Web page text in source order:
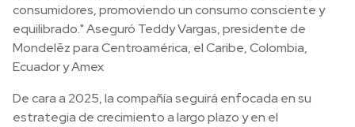
consumidores, promoviendo un consumo consciente y
equilibrado." Aseguró Teddy Vargas, presidente de
Mondelēz para Centroamérica, el Caribe, Colombia,
Ecuador y Amex
De cara a 2025, la compañía seguirá enfocada en su
estrategia de crecimiento a largo plazo y en el